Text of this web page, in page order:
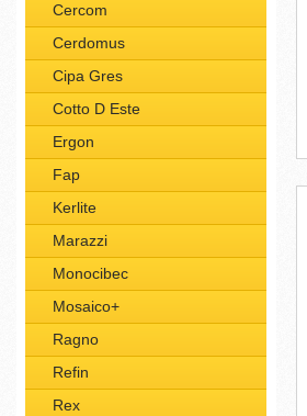
Cercom
Cerdomus
Cipa Gres
Cotto D Este
Ergon
Fap
Kerlite
Marazzi
Monocibec
Mosaico+
Ragno
Refin
Rex